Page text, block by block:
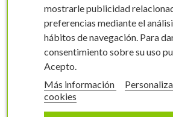
Te quiero Mamá
Te quiero mamá
mostrarle publicidad
preferencias mediante el
hábitos de navegación. Para
consentimiento sobre su uso
Acepto.
Más información
cookies